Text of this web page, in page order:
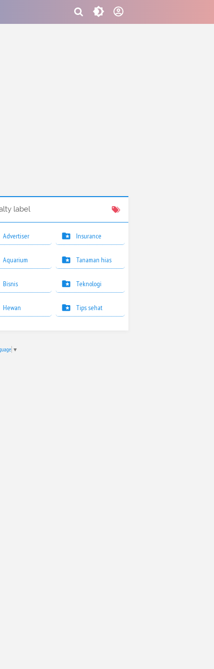
label
Advertiser
Aquarium
Bisnis
Hewan
Insurance
Tanaman hias
Teknologi
Tips sehat
▼